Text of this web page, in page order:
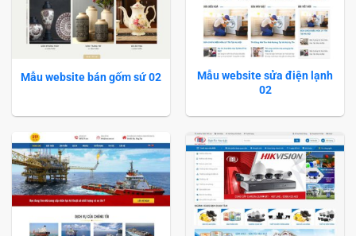
Mẫu website bán gốm sứ 02
Mẫu website sửa điện lạnh
02